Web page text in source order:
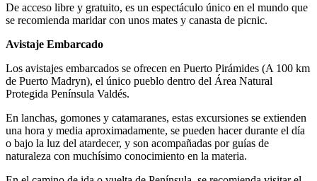
De acceso libre y gratuito, es un espectáculo único en el mundo que
se recomienda maridar con unos mates y canasta de picnic.
Avistaje Embarcado
Los avistajes embarcados se ofrecen en Puerto Pirámides (A 100 km
de Puerto Madryn), el único pueblo dentro del Área Natural
Protegida Península Valdés.
En lanchas, gomones y catamaranes, estas excursiones se extienden
una hora y media aproximadamente, se pueden hacer durante el día
o bajo la luz del atardecer, y son acompañadas por guías de
naturaleza con muchísimo conocimiento en la materia.